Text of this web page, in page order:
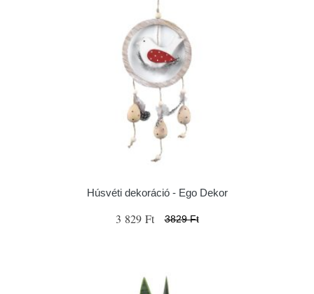
Húsvéti dekoráció - Ego Dekor
3 829 Ft 3829 Ft